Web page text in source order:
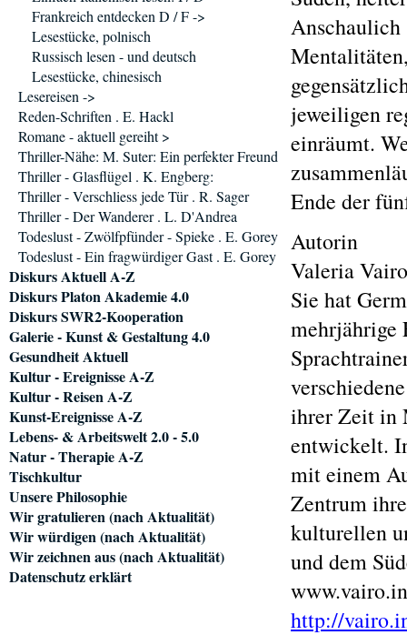
jeweiligen
einräumt.
Ende der
Autorin
Valeria
Sie hat
mehrjährige
ihrer Zeit in
entwickelt.
mit einem
Zentrum
kulturellen
und dem
http://
Frankreich entdecken D / F ->
Lesestücke, polnisch
Russisch lesen - und deutsch
Lesestücke, chinesisch
Lesereisen ->
Reden-Schriften . E. Hackl
Romane - aktuell gereiht >
Thriller-Nähe: M. Suter: Ein perfekter Freund
Thriller - Glasflügel . K. Engberg:
Thriller - Verschliess jede Tür . R. Sager
Thriller - Der Wanderer . L. D'Andrea
Todeslust - Zwölfpfünder - Spieke . E. Gorey
Todeslust - Ein fragwürdiger Gast . E. Gorey
Diskurs Aktuell A-Z
Diskurs Platon Akademie 4.0
Diskurs SWR2-Kooperation
Galerie - Kunst & Gestaltung 4.0
Gesundheit Aktuell
Kultur - Ereignisse A-Z
Kultur - Reisen A-Z
Kunst-Ereignisse A-Z
Lebens- & Arbeitswelt 2.0 - 5.0
Natur - Therapie A-Z
Tischkultur
Unsere Philosophie
Wir gratulieren (nach Aktualität)
Wir würdigen (nach Aktualität)
Wir zeichnen aus (nach Aktualität)
Datenschutz erklärt